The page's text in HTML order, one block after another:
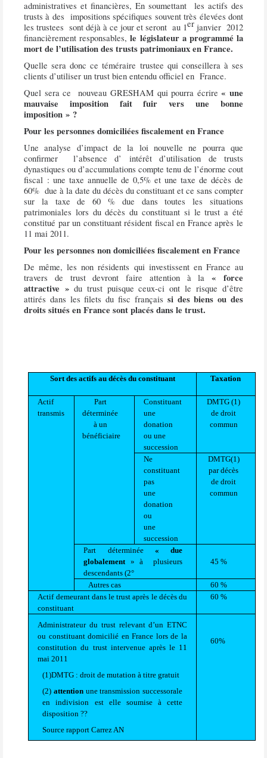
administratives et financières, En soumettant
les actifs des
trusts à des impositions spécifiques souvent très élevées dont
les trustees sont déjà à ce jour et seront au 1er janvier 2012
financièrement responsables,le législateur a programmé la
mort de l’utilisation des trusts patrimoniaux en France.
Quelle sera donc ce téméraire trustee qui conseillera à ses
clients d’utiliser un trust bien entendu officiel en France.
Quel sera ce
nouveau GRESHAM qui pourra écrire« une
mauvaise imposition fait fuir vers une bonne
imposition » ?
Pour les personnes domiciliées fiscalement en France
Une analyse d’impact de la loi nouvelle ne pourra que
confirmer
l’absence d’ intérêt d’utilisation de trusts
dynastiques ou d’accumulations compte tenu de l’énorme cout
fiscal : une taxe annuelle de 0,5% et une taxe de décès de
60% due à la date du décès du constituant et ce sans compter
sur la taxe de 60 % due dans toutes les situations
patrimoniales lors du décès du constituant si le trust a été
constitué par un constituant résident fiscal en France après le
11 mai 2011.
Pour les personnes non domiciliées fiscalement en France
De même, les non résidents qui investissent en France au
travers de trust devront faire attention à la« force
attractive »du trust puisque ceux-ci ont le risque d’être
attirés dans les filets du fisc français si des biens ou des
droits situés en France sont placés dans le trust.
Sort des actifs au décès du constituant Taxation
Actif
transmis
Part
déterminée
à un
bénéficiaire
Constituant
une
donation
ou une
succession
DMTG (1)
de droit
commun
Ne
constituant
pas
une
donation
ou
une
succession
DMTG(1)
par décès
de droit
commun
Part déterminée « due
globalement» à
plusieurs
descendants (2°
45 %
Autres cas
60 %
Actif demeurant dans le trust après le décès du
constituant
60 %
Administrateur du trust relevant d’un ETNC
ou constituant domicilié en France lors de la
constitution du trust intervenue après le 11
mai 2011
(1)DMTG : droit de mutation à titre gratuit
(2)attention une transmission successorale
en indivision est elle soumise à cette
disposition ??
Source rapport Carrez AN
60%